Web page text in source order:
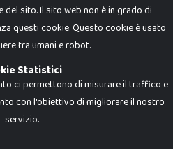
Milano (MI)
- C.S. 10.000 i.v.
sito. Il sito web non è in grado di
questi cookie. Questo cookie è usato
tra umani e robot.
Statistici
ci permettono di misurare il traffico e
con l'obiettivo di migliorare il nostro
servizio.